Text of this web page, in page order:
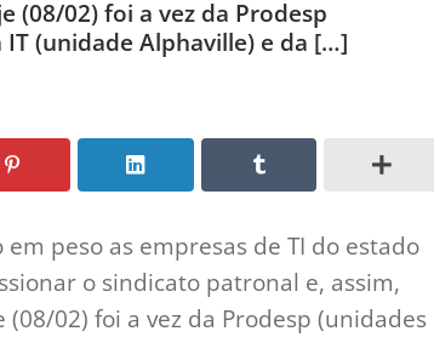
(08/02) foi a vez da Prodesp
IT (unidade Alphaville) e da […]
peso as empresas de TI do estado
o sindicato patronal e, assim,
02) foi a vez da Prodesp (unidades